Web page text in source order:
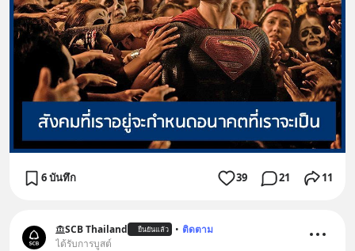
6 บันทึก 39 21 11
SCB Thailand ยืนยันแล้ว • ติดตาม
ได้รับการบูสต์